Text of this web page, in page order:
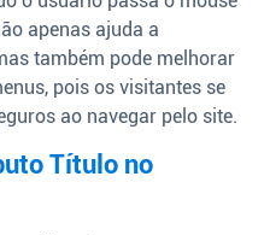
apenas ajuda a
também pode melhorar
pois os visitantes se
ao navegar pelo site.
Título no